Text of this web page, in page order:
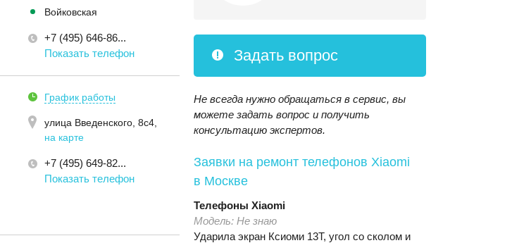
Войковская
+7 (495) 646-86...
Показать телефон
График работы
улица Введенского, 8с4
на карте
+7 (495) 649-82...
Показать телефон
Задать вопрос
Не всегда нужно обращаться в сервис, вы
можете задать вопрос и получить
консультацию экспертов.
Заявки на ремонт телефонов Xiaomi
в Москве
Телефоны Xiaomi
Модель: Не знаю
Ударила экран Ксиоми 13T, угол со сколом и